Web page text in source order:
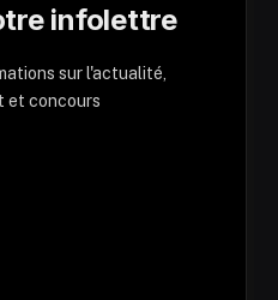
infolettre
sur l'actualité,
et concours